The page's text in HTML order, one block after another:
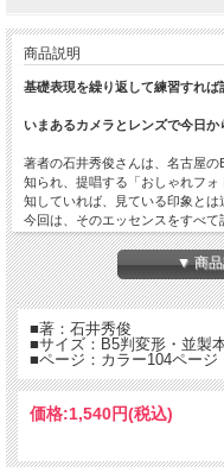
商品説明
基礎表現を繰り返して練習すれ
いまあるカメラとレンズで今日か
著者の石井秀俊さんは、名古屋
知られ、提唱する「おしゃれフ
知していれば、見ている印象とは
今回は、そのエッセンスをすべ
基本となる6つの要素(レンズ、
ンス、構図)を理解できるよう豊
ます。
■狙いを明確にしてくれるレンズ
■ヒストグラムを知れば写真が
■ホワイトバランスを活用する
■シャッタースピードを表現と
■経験則構図を活用する 空間の
▼ 商品
■著：石井秀俊
■サイズ：B5判変形・並製
■ページ：カラー104ページ
価格:1,540円(税込)